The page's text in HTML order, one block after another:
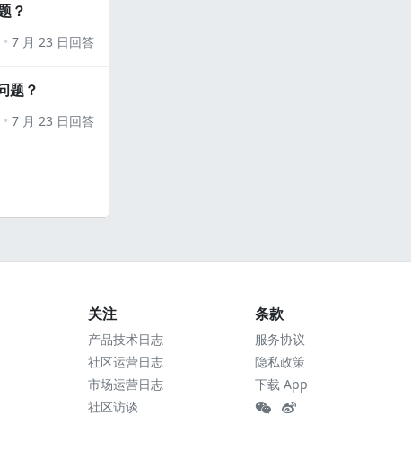
？
7 月 23 日回答
题？
7 月 23 日回答
关注
产品技术日志
社区运营日志
市场运营日志
社区访谈
条款
服务协议
隐私政策
下载 App